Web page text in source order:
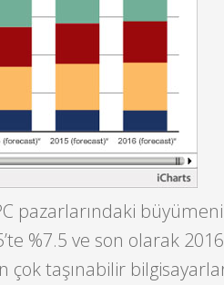
pazarlarındaki
%7.5 ve son olarak
çok taşınabilir